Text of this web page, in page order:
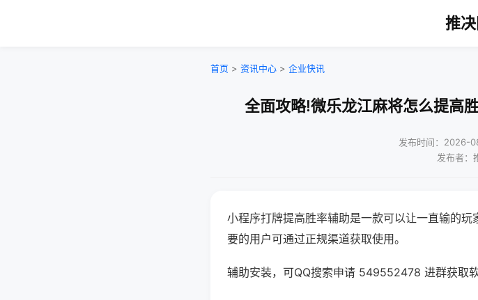
推决
首页 > 资讯中心 > 企业快讯
全面攻略!微乐龙江麻将怎么提高
发布时间：2026-
发布者：
小程序打牌提高胜率辅助是一款可以让一直输的玩
要的用户可通过正规渠道获取使用。
辅助安装，可QQ搜索申请 549552478 进群获取